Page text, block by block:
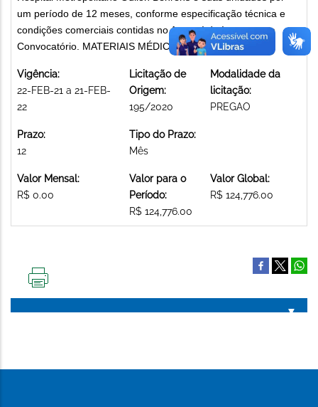
um período de 12 meses, conforme especificação técnica e
condições comerciais contidas no Anexo I do Instrumento
Convocatório. MATERIAIS MÉDICO-HOSPITALARES
Vigência:
22-FEB-21 a 21-FEB-
22
Licitação de
Origem:
195/2020
Modalidade da
licitação:
PREGAO
Prazo:
12
Tipo do Prazo:
Mês
Valor Mensal:
R$ 0.00
Valor para o
Período:
R$ 124,776.00
Valor Global:
R$ 124,776.00
PÁGINA